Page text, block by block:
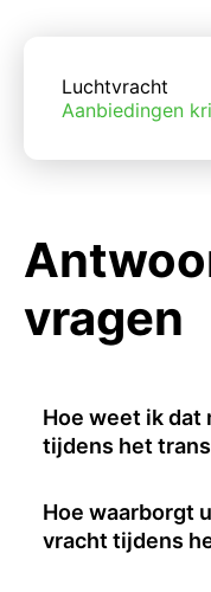
Luchtvracht
Aanbiedingen
vragen
Hoe weet ik dat
tijdens het
Hoe waarborgt
vracht tijdens